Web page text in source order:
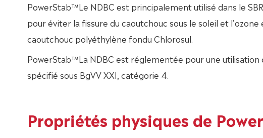
PowerStab™Le NDBC est principalement utilisé dans le
pour éviter la fissure du caoutchouc sous le soleil et
caoutchouc polyéthylène fondu Chlorosul.
PowerStab™La NDBC est réglementée pour une
spécifié sous BgVV XXI, catégorie 4.
Propriétés physiques de